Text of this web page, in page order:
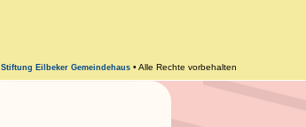
Stiftung Eilbeker Gemeindehaus• Alle Rechte vorbehalten